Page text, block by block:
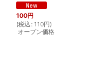
100円
(税込 : 110円)
オープン価格